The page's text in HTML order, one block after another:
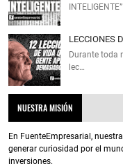
LECCIONES
Durante toda
lec…
NUESTRA MISIÓN
En FuenteEmpresarial,
generar curiosidad por el
inversiones.